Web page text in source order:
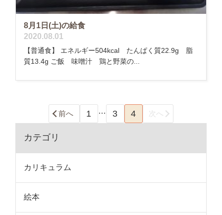
8月1日(土)の給食
2020.08.01
【普通食】 エネルギー504kcal たんぱく質22.9g 脂
質13.4g ご飯 味噌汁 鶏と野菜の...
前へ 1 … 3 4 次へ
カテゴリ
カリキュラム
絵本